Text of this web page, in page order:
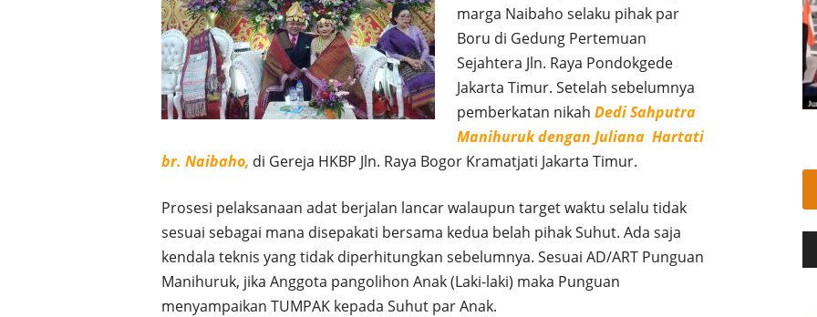
marga Naibaho selaku pihak par
Boru di Gedung Pertemuan
Sejahtera Jln. Raya Pondokgede
Jakarta Timur. Setelah sebelumnya
pemberkatan nikah Dedi Sahputra
Manihuruk dengan Juliana Hartati
br. Naibaho, di Gereja HKBP Jln. Raya Bogor Kramatjati Jakarta Timur.
Prosesi pelaksanaan adat berjalan lancar walaupun target waktu selalu tidak
sesuai sebagai mana disepakati bersama kedua belah pihak Suhut. Ada saja
kendala teknis yang tidak diperhitungkan sebelumnya. Sesuai AD/ART Punguan
Manihuruk, jika Anggota pangolihon Anak (Laki-laki) maka Punguan
menyampaikan TUMPAK kepada Suhut par Anak.